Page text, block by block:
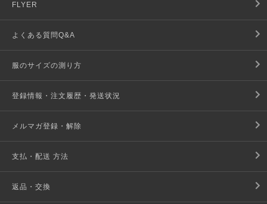
FLYER
よくある質問Q&A
服のサイズの測り方
登録情報・注文履歴・発送状況
メルマガ登録・解除
支払・配送 方法
返品・交換